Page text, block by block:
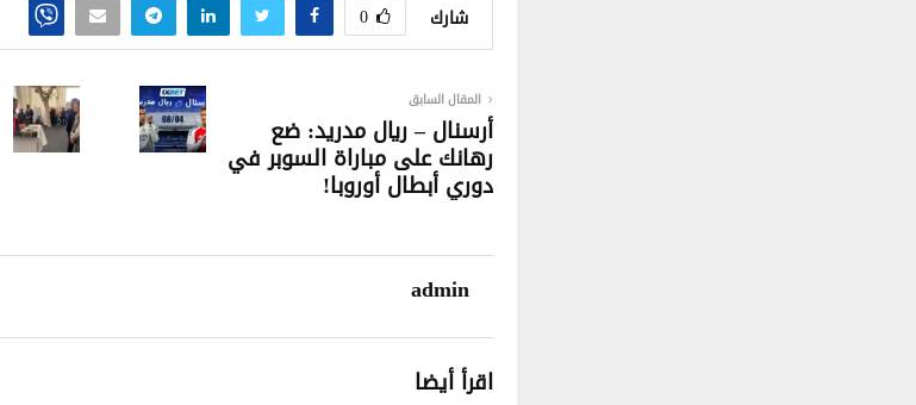
شارك 0
المقال السابق
أرسنال – ريال مدريد: ضع
رهانك على مباراة السوبر في
دوري أبطال أوروبا!
admin
اقرأ أيضا